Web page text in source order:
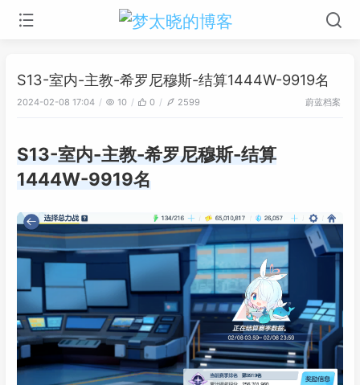
S13-室内-主教-希罗尼穆斯-结算1444W-9919名
2024-02-08 17:04 10 0 2599 蔚蓝档案
S13-室内-主教-希罗尼穆斯-结算
1444W-9919名